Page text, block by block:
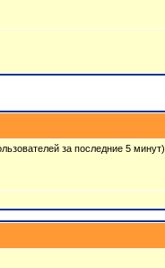
за последние 5 минут)